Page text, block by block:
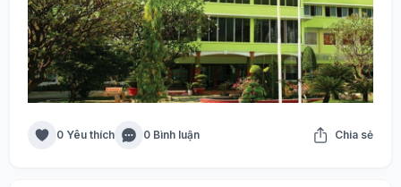
0 Yêu thích 0 Bình luận Chia sẻ